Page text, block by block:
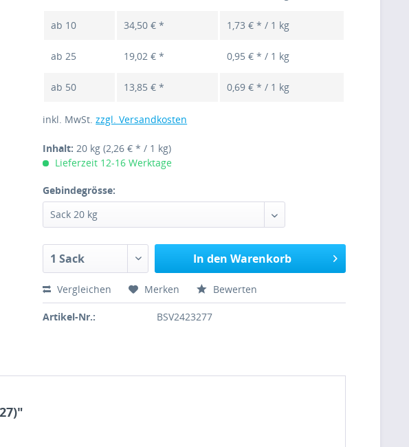
ab 10 34,50 € * 1,73 € * / 1 kg
ab25 19,02 € * 0,95 € * / 1 kg
ab 50 13,85 € * 0,69 € * / 1 kg
inkl. MwSt.zzgl. Versandkosten
Inhalt: 20 kg(2,26 € * / 1 kg)
Lieferzeit 12-16 Werktage
Gebindegrösse:
In den Warenkorb
Vergleichen Merken Bewerten
Artikel-Nr.: BSV2423277